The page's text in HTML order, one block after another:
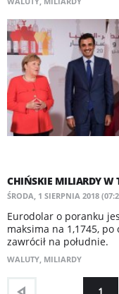
CHIŃSKIE MILIARDY W
ŚRODA, 1 SIERPNIA 2018
Eurodolar o poranku
maksima na 1,1745, po
zawrócił na południe.
WALUTY MILIARDY
1